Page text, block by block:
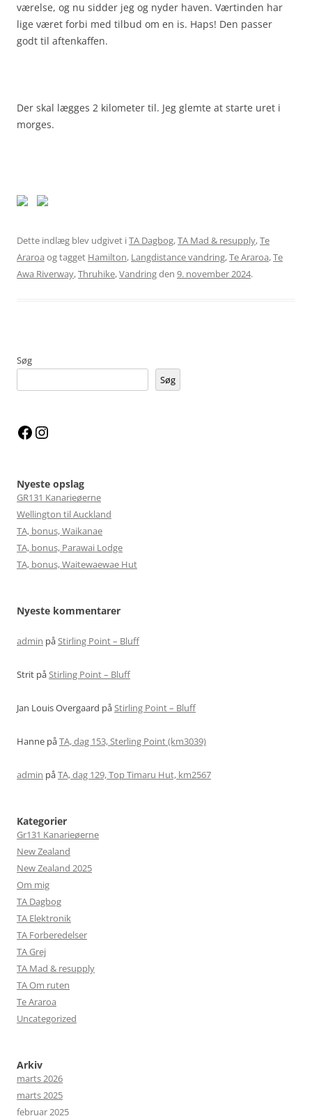
værelse, og nu sidder jeg og nyder haven. Værtinden har
lige været forbi med tilbud om en is. Haps! Den passer
godt til aftenkaffen.
Der skal lægges 2 kilometer til. Jeg glemte at starte uret i
morges.
Dette indlæg blev udgivet iTA Dagbog,TA Mad & resupply,Te
Araroa og tagget Hamilton, Langdistance vandring,Te Araroa,Te
Awa Riverway,Thruhike,Vandringden 9. november 2024.
Søg
Søg
Facebook
Nyeste opslag
GR131 Kanarieøerne
Wellington til Auckland
TA, bonus, Waikanae
TA, bonus, Parawai Lodge
TA, bonus, Waitewaewae Hut
Nyeste kommentarer
admin påStirling Point – Bluff
Strit påStirling Point – Bluff
Jan Louis Overgaard påStirling Point – Bluff
Hanne påTA, dag 153, Sterling Point (km3039)
admin påTA, dag 129, Top Timaru Hut, km2567
Kategorier
Gr131 Kanarieøerne
New Zealand
New Zealand 2025
Om mig
TA Dagbog
TA Elektronik
TA Forberedelser
TA Grej
TA Mad & resupply
TA Om ruten
Te Araroa
Uncategorized
Arkiv
marts 2026
marts 2025
februar 2025